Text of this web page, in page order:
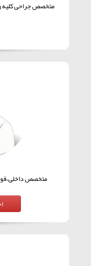
متخصص جراحی
متخصص